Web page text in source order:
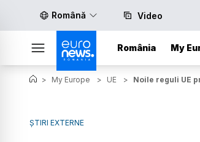
Română Video
România My
> My Europe > UE > Noile reguli UE
ȘTIRI EXTERNE